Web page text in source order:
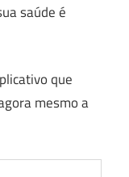
saúde é
que
mesmo a